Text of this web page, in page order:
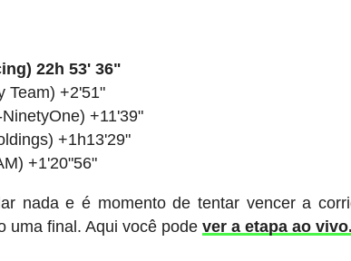
22h 53' 36"
Team) +2'51"
+11'39"
+1h13'29"
+1'20"56"
nada e é momento de tentar vencer a
uma final. Aqui você podever a etapa ao vivo.